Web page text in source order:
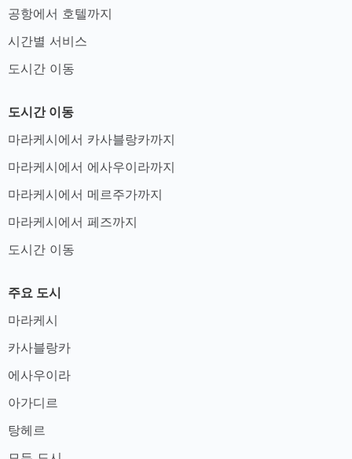
공항에서 호텔까지
시간별 서비스
도시간 이동
도시간 이동
마라케시에서 카사블랑카까지
마라케시에서 에사우이라까지
마라케시에서 메르주가까지
마라케시에서 페즈까지
도시간 이동
주요 도시
마라케시
카사블랑카
에사우이라
아가디르
탕헤르